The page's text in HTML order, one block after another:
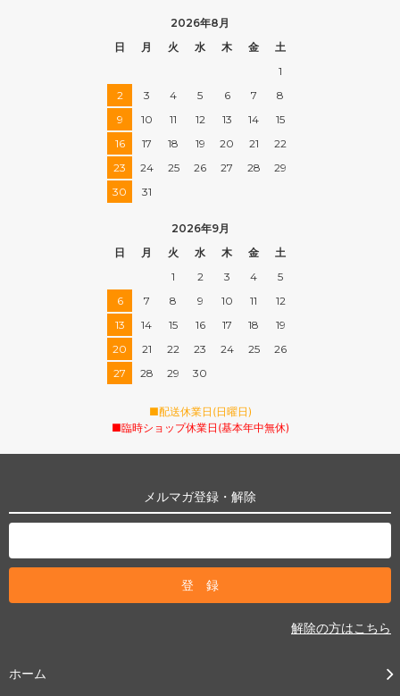
2026年8月
日
月 火 水 木 金
土
1
2
3 4 5 6 7
8
9
10 11 12 13 14
15
16
17 18 19 20 21
22
23
24 25 26 27 28
29
30
31
2026年9月
日
月 火 水 木 金
土
1
2 3 4
5
6
7 8 9 10 11
12
13
14 15 16 17 18
19
20
21 22 23 24 25
26
27
28 29 30
■配送休業日(日曜日)
■臨時ショップ休業日(基本年中無休)
メルマガ登録・解除
解除の方はこちら
ホーム